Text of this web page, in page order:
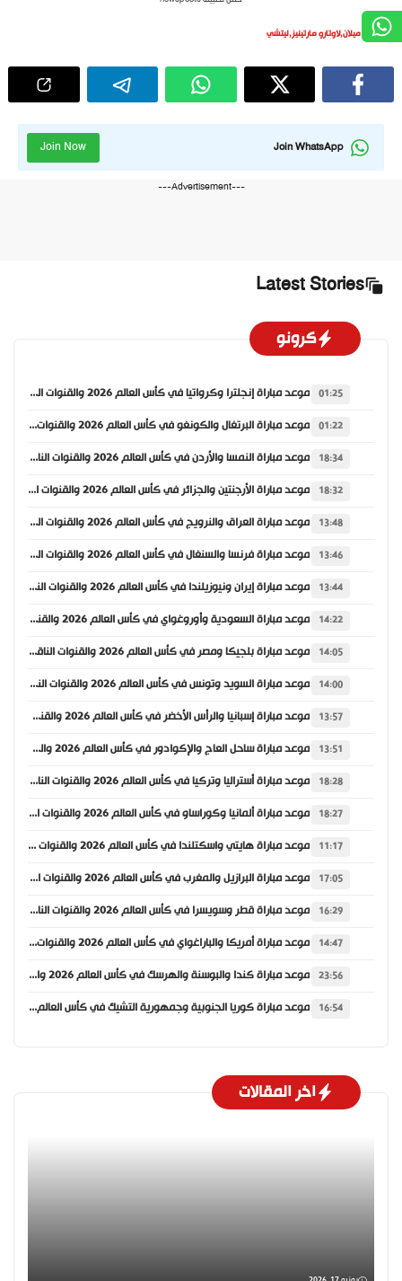
إنتر ميلان,لاوتارو مارتينيز,ليتشي
Join WhatsApp
Join Now
---Advertisement---
Latest Stories
كرونو
01:25 موعد مباراة إنجلترا وكرواتيا في كأس العالم 2026 والقنوات الناقلة
01:22 موعد مباراة البرتغال والكونغو في كأس العالم 2026 والقنوات الناقلة
18:34 موعد مباراة النمسا والأردن في كأس العالم 2026 والقنوات الناقلة
18:32 موعد مباراة الأرجنتين والجزائر في كأس العالم 2026 والقنوات الناقلة
13:48 موعد مباراة العراق والنرويج في كأس العالم 2026 والقنوات الناقلة
13:46 موعد مباراة فرنسا والسنغال في كأس العالم 2026 والقنوات الناقلة
13:44 موعد مباراة إيران ونيوزيلندا في كأس العالم 2026 والقنوات الناقلة
14:22 موعد مباراة السعودية وأوروغواي في كأس العالم 2026 والقنوات الناقلة
14:05 موعد مباراة بلجيكا ومصر في كأس العالم 2026 والقنوات الناقلة
14:00 موعد مباراة السويد وتونس في كأس العالم 2026 والقنوات الناقلة
13:57 موعد مباراة إسبانيا والرأس الأخضر في كأس العالم 2026 والقنوات الناقلة
13:51 موعد مباراة ساحل العاج والإكوادور في كأس العالم 2026 والقنوات الناقلة
18:28 موعد مباراة أستراليا وتركيا في كأس العالم 2026 والقنوات الناقلة
18:27 موعد مباراة ألمانيا وكوراساو في كأس العالم 2026 والقنوات الناقلة
11:17 موعد مباراة هايتي واسكتلندا في كأس العالم 2026 والقنوات الناقلة
17:05 موعد مباراة البرازيل والمغرب في كأس العالم 2026 والقنوات الناقلة
16:29 موعد مباراة قطر وسويسرا في كأس العالم 2026 والقنوات الناقلة
14:47 موعد مباراة أمريكا والباراغواي في كأس العالم 2026 والقنوات الناقلة
23:56 موعد مباراة كندا والبوسنة والهرسك في كأس العالم 2026 والقنوات الناقلة
16:54 موعد مباراة كوريا الجنوبية وجمهورية التشيك في كأس العالم 2026 والقنوات الناقلة
اخر المقالات